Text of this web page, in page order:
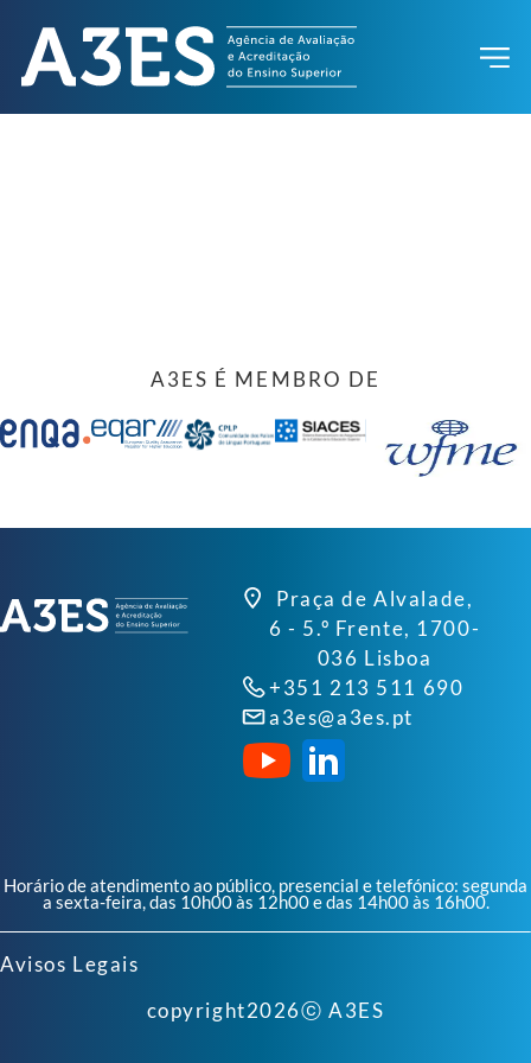
A3ES É MEMBRO DE
Praça de Alvalade,
6 - 5.º Frente, 1700-
036 Lisboa
+351 213 511 690
a3es@a3es.pt
Horário de atendimento ao público, presencial e telefónico: segunda
a sexta-feira, das 10h00 às 12h00 e das 14h00 às 16h00.
Avisos Legais
copyright2026ⓒ A3ES